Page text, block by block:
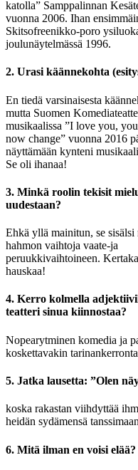
katolla” Samppalinnan
vuonna 2006. Ihan
Skitsofreenikko-poro
joulunäytelmässä 1996.
2. Urasi käännekohta
En tiedä varsinaisesta
mutta Suomen
musikaalissa ”I love you,
now change” vuonna 2016
näyttämään kynteni
Se oli ihanaa!
3. Minkä roolin tekisit
uudestaan?
Ehkä yllä mainitun, se sisälsi
hahmon vaihtoja vaate-ja
peruukkivaihtoineen.
hauskaa!
4. Kerro kolmella
teatteri sinua kiinnostaa?
Nopearytminen komedia ja
koskettavakin
5. Jatka lausetta: ”Olen
koska rakastan viihdyttää
heidän sydämensä
6. Mitä ilman en voisi elää?